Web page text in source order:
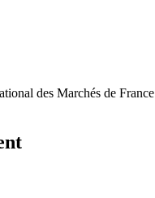
des Marchés de France